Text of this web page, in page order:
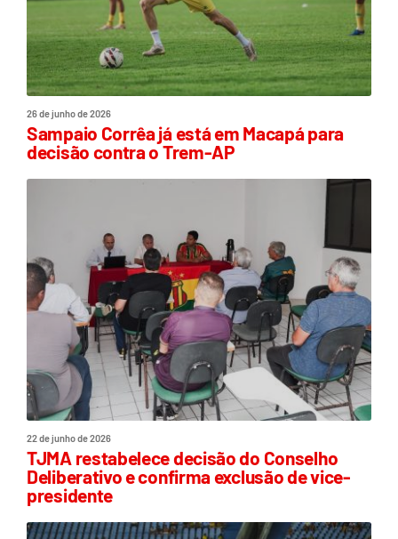
26 de junho de 2026
Sampaio Corrêa já está em Macapá para
decisão contra o Trem-AP
22 de junho de 2026
TJMA restabelece decisão do Conselho
Deliberativo e confirma exclusão de vice-
presidente